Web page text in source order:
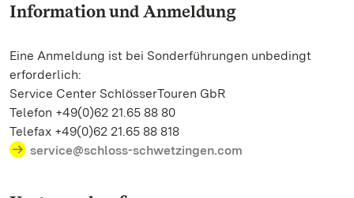
Information und Anmeldung
Eine Anmeldung ist bei Sonderführungen unbedingt
erforderlich:
Service Center SchlösserTouren GbR
Telefon +49(0)62 21.65 88 80
Telefax +49(0)62 21.65 88 818
service@schloss-schwetzingen.com